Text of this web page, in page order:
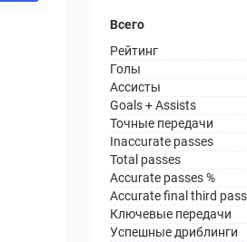
Всего
Рейтинг
Голы
Ассисты
Goals + Assists
Точные передачи
Inaccurate passes
Total passes
Accurate passes %
Accurate final third
Ключевые передачи
Успешные дриблинги